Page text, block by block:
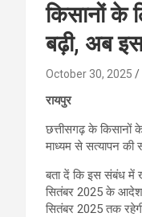
किसानों के
बढ़ी, अब
October 30, 2025
रायपुर
छत्तीसगढ़ के किसानों
माध्यम से सत्यापन
बता दें कि इस संबंध में
सितंबर 2025 के आदेश
सितंबर 2025 तक